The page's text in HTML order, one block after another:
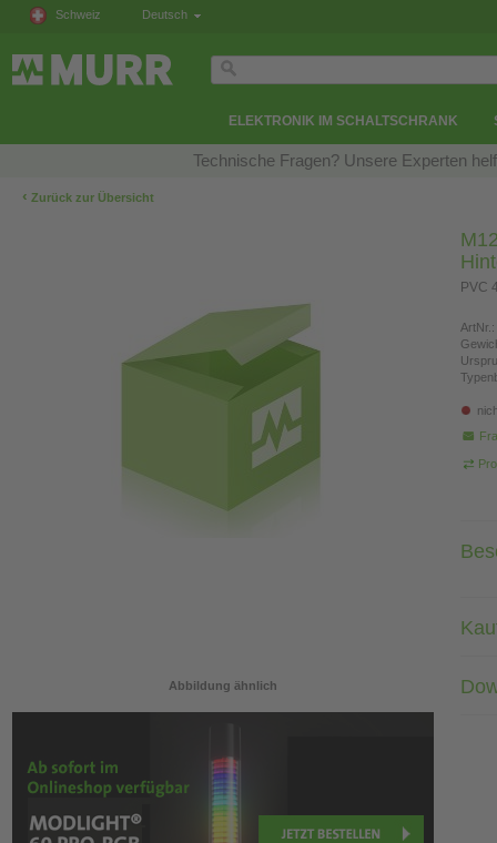
Schweiz Deutsch
ELEKTRONIK IM SCHALTSCHRANK
Technische Fragen? Unsere Experten
‹ Zurück zur Übersicht
Abbildung ähnlich
PVC
ArtNr.: